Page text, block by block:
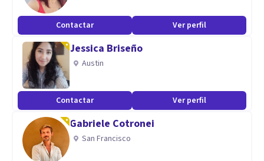
Contactar Ver perfil
Jessica Briseño
Austin
Contactar Ver perfil
Gabriele Cotronei
San Francisco